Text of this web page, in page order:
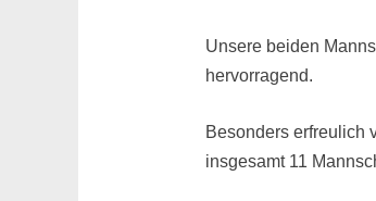
Unsere beiden
hervorragend.
Besonders erfreulich
insgesamt 11